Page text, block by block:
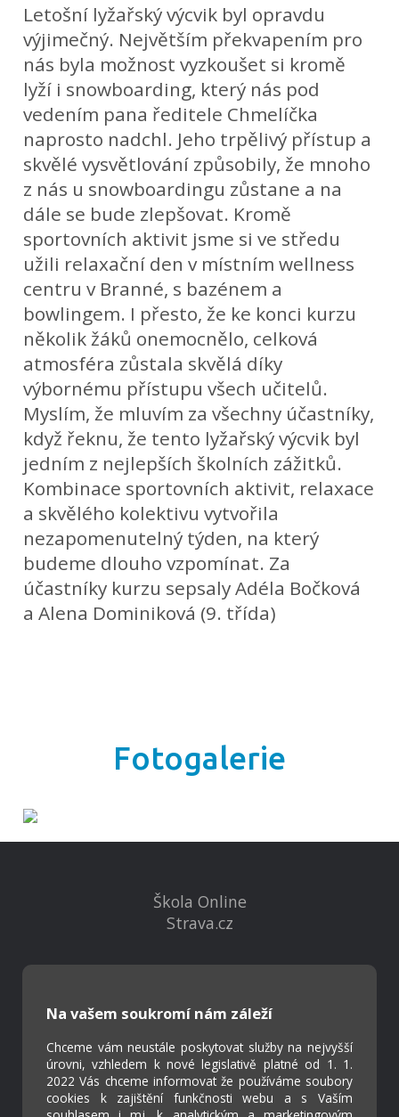
Letošní lyžařský výcvik byl opravdu
výjimečný. Největším překvapením pro
nás byla možnost vyzkoušet si kromě
lyží i snowboarding, který nás pod
vedením pana ředitele Chmelíčka
naprosto nadchl. Jeho trpělivý přístup a
skvělé vysvětlování způsobily, že mnoho
z nás u snowboardingu zůstane a na
dále se bude zlepšovat. Kromě
sportovních aktivit jsme si ve středu
užili relaxační den v místním wellness
centru v Branné, s bazénem a
bowlingem. I přesto, že ke konci kurzu
několik žáků onemocnělo, celková
atmosféra zůstala skvělá díky
výbornému přístupu všech učitelů.
Myslím, že mluvím za všechny účastníky,
když řeknu, že tento lyžařský výcvik byl
jedním z nejlepších školních zážitků.
Kombinace sportovních aktivit, relaxace
a skvělého kolektivu vytvořila
nezapomenutelný týden, na který
budeme dlouho vzpomínat. Za
účastníky kurzu sepsaly Adéla Bočková
a Alena Dominiková (9. třída)
Fotogalerie
Na vašem soukromí nám záleží
Chceme vám neustále poskytovat služby na nejvyšší
úrovni, vzhledem k nové legislativě platné od 1. 1.
2022 Vás chceme informovat že používáme soubory
cookies k zajištění funkčnosti webu a s Vaším
Škola Online
Strava.cz
Virtuální prohlídka
Cookies
Přístupnost